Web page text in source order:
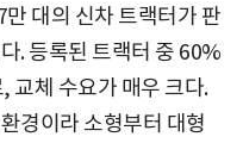
대의 신차 트랙터가 판
. 등록된 트랙터 중 60%
교체 수요가 매우 크다.
경이라 소형부터 대형